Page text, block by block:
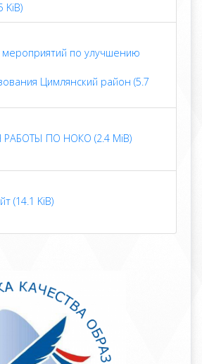
KiB)
по улучшению
Цимлянский район (5.7
РАБОТЫ ПО НОКО (2.4 MiB)
(14.1 KiB)